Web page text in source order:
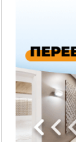
за 8,5
09:39
У
Вчора
22:22 ФОТО У
більше